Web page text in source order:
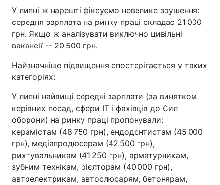
У липні ж нарешті фіксуємо невелике зрушення:
середня зарплата на ринку праці складає 21 000
грн. Якщо ж аналізувати виключно цивільні
вакансії -- 20 500 грн.
Найзначніше підвищення спостерігається у таких
категоріях:
У липні найвищі середні зарплати (за винятком
керівних посад, сфери IT і фахівців до Сил
оборони) на ринку праці пропонували:
керамістам (48 750 грн), ендодонтистам (45 000
грн), медіапродюсерам (42 500 грн),
рихтувальникам (41 250 грн), арматурникам,
зубним технікам, рієлторам (40 000 грн),
автоелектрикам, автослюсарям, бетонярам,